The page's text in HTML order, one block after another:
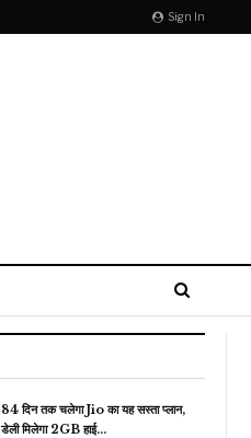
Sign In
84 दिन तक चलेगा Jio का यह सस्ता प्लान,
डेली मिलेगा 2GB हाई…